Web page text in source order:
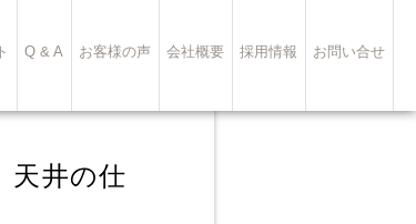
天井の仕
Q & A お客様の声 会社概要 採用情報 お問い合せ